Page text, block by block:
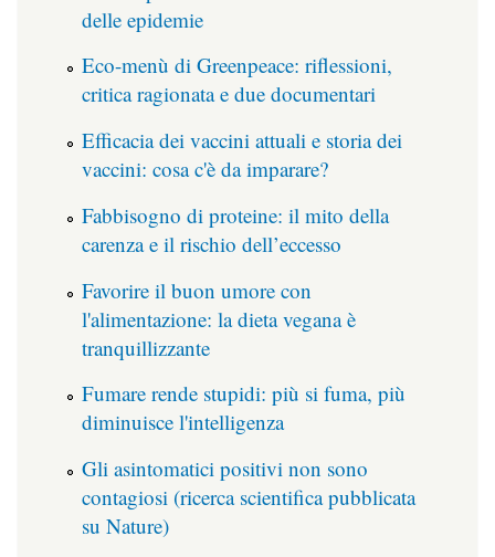
delle epidemie
Eco-menù di Greenpeace: riflessioni,
critica ragionata e due documentari
Efficacia dei vaccini attuali e storia dei
vaccini: cosa c'è da imparare?
Fabbisogno di proteine: il mito della
carenza e il rischio dell’eccesso
Favorire il buon umore con
l'alimentazione: la dieta vegana è
tranquillizzante
Fumare rende stupidi: più si fuma, più
diminuisce l'intelligenza
Gli asintomatici positivi non sono
contagiosi (ricerca scientifica pubblicata
su Nature)